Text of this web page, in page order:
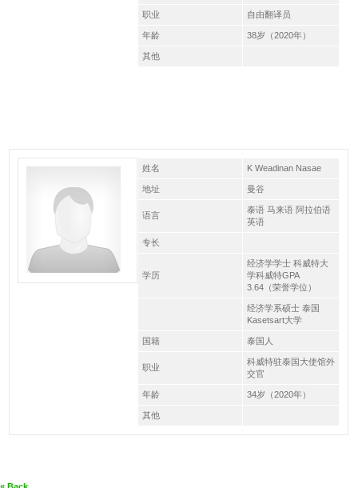
职业 自由翻译员
年龄 38岁（2020年）
其他
姓名 K Weadinan Nasae
地址 曼谷
语言
泰语 马来语 阿拉伯语
英语
专长
学历
经济学学士 科威特大
学科威特GPA
3.64（荣誉学位）
经济学系硕士 泰国
Kasetsart大学
国籍 泰国人
职业
科威特驻泰国大使馆外
交官
年龄 34岁（2020年）
其他